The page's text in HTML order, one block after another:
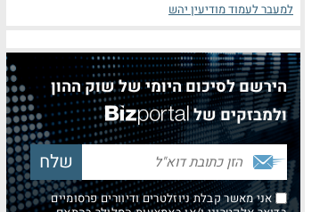
למעבר לעמוד מודיעין יהש
הירשם לסיכום היומי של שוק ההון
ולמבזקים של
אני מאשר קבלת ניוזלטרים ודיוורים פרסומיים